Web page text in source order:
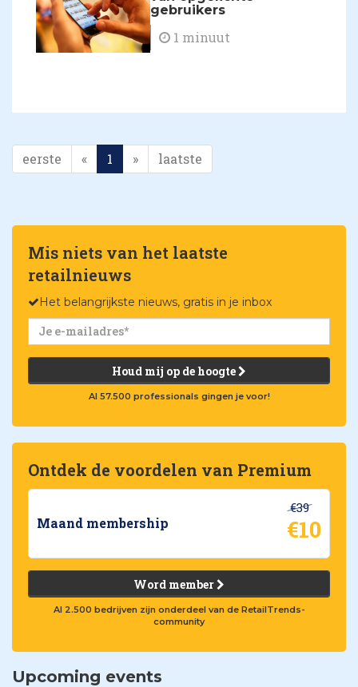
gebruikers
1 minuut
eerste « 1 » laatste
Mis niets van het laatste
retailnieuws
Het belangrijkste nieuws, gratis in je inbox
Houd mij op de hoogte
Al 57.500 professionals gingen je voor!
Ontdek de voordelen van Premium
Maand membership
€39
€10
Word member
Al 2.500 bedrijven zijn onderdeel van de RetailTrends-
community
Upcoming events